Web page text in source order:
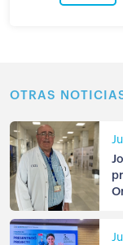
OTRAS